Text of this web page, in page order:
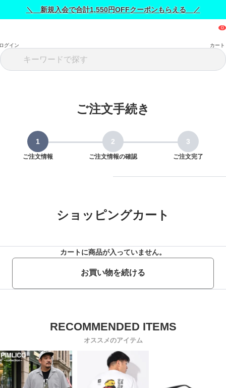
＼ 新規入会で合計1,550円OFFクーポンもらえる ／
グイン カート
ご注文手続き
ご注文情報 ご注文情報の確認 ご注文完了
ショッピングカート
カートに商品が入っていません。
お買い物を続ける
オススメのアイテム